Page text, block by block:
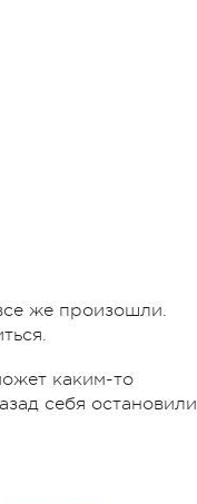
же произошли.
каким-то
себя остановили